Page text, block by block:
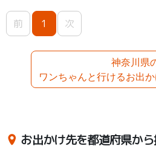
登るのにおすすめです⛩ ワンちゃんOKのケーブ
ルカーもあります🚇 #登山 #ハイキング
前 1 次
神奈川県
ワンちゃんと行けるお出
お出かけ先を都道府県か